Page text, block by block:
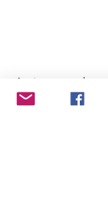
Assista a todo o
vídeo -
aqui